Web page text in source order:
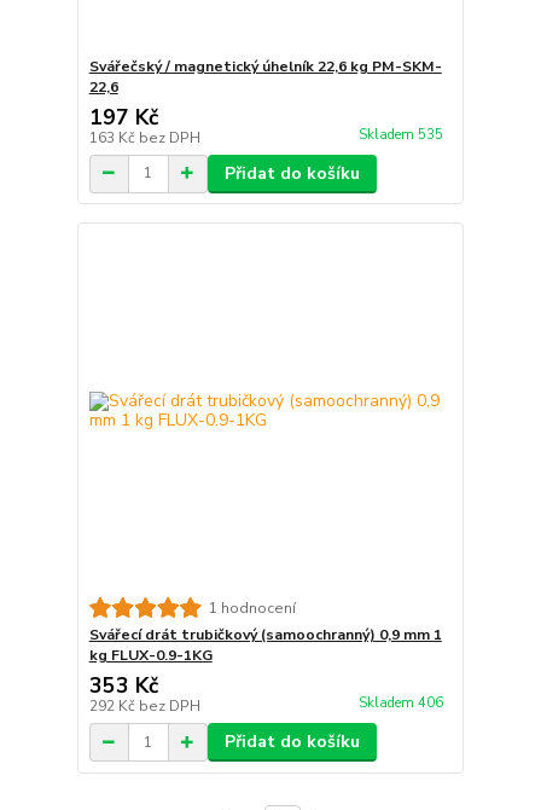
Svářečský / magnetický úhelník 22,6 kg PM-SKM-
22,6
197 Kč
163 Kč bez DPH Skladem 535
Přidat do košíku
1 hodnocení
Svářecí drát trubičkový (samoochranný) 0,9 mm 1
kg FLUX-0.9-1KG
353 Kč
292 Kč bez DPH Skladem 406
Přidat do košíku